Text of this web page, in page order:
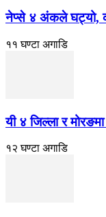
नेप्से ४ अंकले घट्यो,
११ घण्टा अगाडि
यी ४ जिल्ला र
१२ घण्टा अगाडि